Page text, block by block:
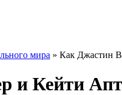
мира » Как Джастин
и Кейти